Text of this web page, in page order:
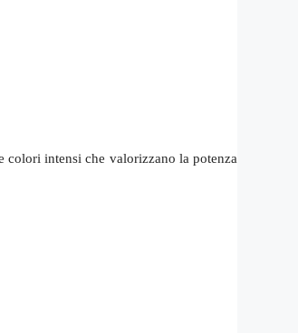
colori intensi che valorizzano la potenza